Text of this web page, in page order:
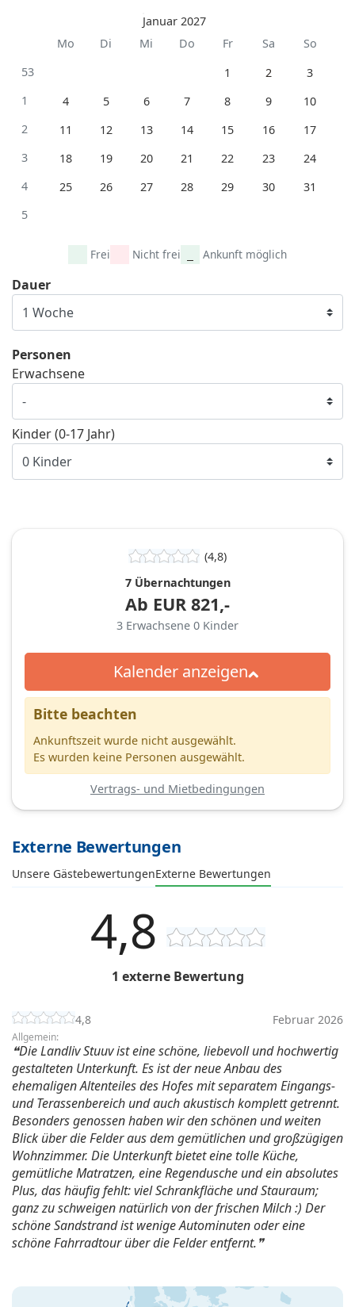
Januar 2027
Mo
Di Mi Do Fr Sa
So
53
1 2
3
1
4 5 6 7 8 9
10
2
11 12 13 14 15 16
17
3
18 19 20 21 22 23
24
4
25 26 27 28 29 30
31
5
Frei Nicht frei Ankunft möglich
Dauer
Personen
Erwachsene
Kinder (0-17 Jahr)
(4,8)
7 Übernachtungen
Ab EUR 821,-
3 Erwachsene 0 Kinder
Kalender anzeigen
Bitte beachten
Ankunftszeit wurde nicht ausgewählt.
Es wurden keine Personen ausgewählt.
Vertrags- und Mietbedingungen
Externe Bewertungen
Unsere GästebewertungenExterne Bewertungen
4,8
1 externe Bewertung
4,8 Februar 2026
Allgemein:
Die Landliv Stuuv ist eine schöne, liebevoll und hochwertig
gestalteten Unterkunft. Es ist der neue Anbau des
ehemaligen Altenteiles des Hofes mit separatem Eingangs-
und Terassenbereich und auch akustisch komplett getrennt.
Besonders genossen haben wir den schönen und weiten
Blick über die Felder aus dem gemütlichen und großzügigen
Wohnzimmer. Die Unterkunft bietet eine tolle Küche,
gemütliche Matratzen, eine Regendusche und ein absolutes
Plus, das häufig fehlt: viel Schrankfläche und Stauraum;
ganz zu schweigen natürlich von der frischen Milch :) Der
schöne Sandstrand ist wenige Autominuten oder eine
schöne Fahrradtour über die Felder entfernt.